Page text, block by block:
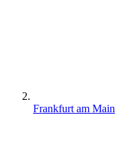
Frankfurt am Main